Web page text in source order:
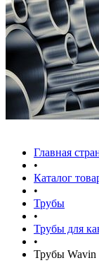
Главная
•
Каталог
•
Трубы
•
Трубы для
•
Трубы Wavin